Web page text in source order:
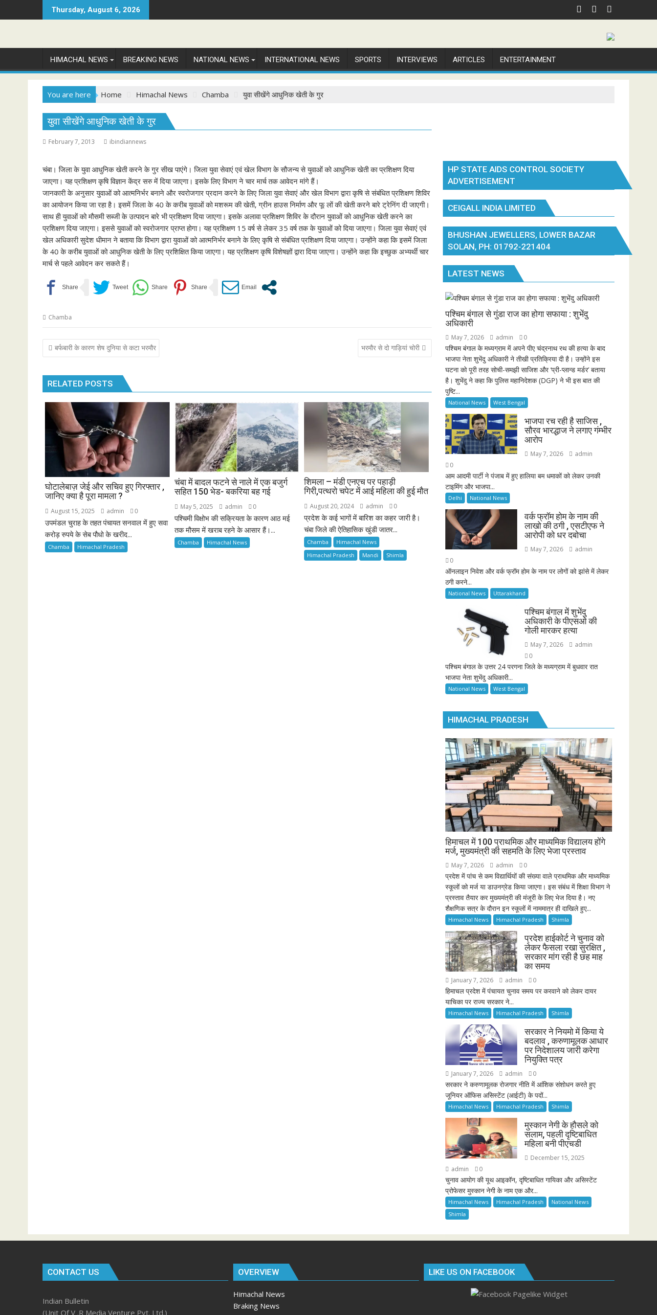
to
Thursday, August 6, 2026
HIMACHAL NEWS BREAKING NEWS NATIONAL NEWS INTERNATIONAL NEWS SPORTS INTERVIEWS ARTICLES ENTERTAINMENT
You are here Home Himachal News Chamba युवा सीखेंगे आधुनिक खेती के गुर
युवा सीखेंगे आधुनिक खेती के गुर
February 7, 2013 ibindiannews
चंबा। जिला के युवा आधुनिक खेती करने के गुर सीख पाएंगे। जिला युवा सेवाएं एवं खेल विभाग के सौजन्य से युवाओं को आधुनिक खेती का प्रशिक्षण दिया
जाएगा। यह प्रशिक्षण कृषि विज्ञान केंद्र सरु में दिया जाएगा। इसके लिए विभाग ने चार मार्च तक आवेदन मांगे हैं।
जानकारी के अनुसार युवाओं को आत्मनिर्भर बनाने और स्वरोजगार प्रदान करने के लिए जिला युवा सेवाएं और खेल विभाग द्वारा कृषि से संबंधित प्रशिक्षण शिविर
का आयोजन किया जा रहा है। इसमें जिला के 40 के करीब युवाओं को मशरूम की खेती, ग्रीन हाउस निर्माण और फू लों की खेती करने बारे ट्रेनिंग दी जाएगी।
साथ ही युवाओं को मौसमी सब्जी के उत्पादन बारे भी प्रशिक्षण दिया जाएगा। इसके अलावा प्रशिक्षण शिविर के दौरान युवाओं को आधुनिक खेती करने का
प्रशिक्षण दिया जाएगा। इससे युवाओं को स्वरोजगार प्राप्त होगा। यह प्रशिक्षण 15 वर्ष से लेकर 35 वर्ष तक के युवाओं को दिया जाएगा। जिला युवा सेवाएं एवं
खेल अधिकारी सुदेश धीमान ने बताया कि विभाग द्वारा युवाओं को आत्मनिर्भर बनाने के लिए कृषि से संबंधित प्रशिक्षण दिया जाएगा। उन्होंने कहा कि इसमें जिला
के 40 के करीब युवाओं को आधुनिक खेती के लिए प्रशिक्षित किया जाएगा। यह प्रशिक्षण कृषि विशेषज्ञों द्वारा दिया जाएगा। उन्होंने कहा कि इच्छुक अभ्यर्थी चार
मार्च से पहले आवेदन कर सकते हैं।
Chamba
Post
navigation
बर्फबारी के कारण शेष दुनिया से कटा भरमौर भरमौर से दो गाड़ियां चोरी
RELATED POSTS
घोटालेबाज़ जेई और सचिव हुए गिरफ्तार ,
जानिए क्या है पूरा मामला ?
August 15, 2025 admin 0
उपमंडल चुराह के तहत पंचायत सनवाल में हुए सवा
करोड़ रुपये के सेब पौधो के खरीद...
Chamba Himachal Pradesh
चंबा में बादल फटने से नाले में एक बजुर्ग
सहित 150 भेड- बकरिया बह गई
May 5, 2025 admin 0
पश्चिमी विक्षोभ की सक्रियता के कारण आठ मई
तक मौसम में खराब रहने के आसार हैं।...
Chamba Himachal News
शिमला – मंडी एनएच पर पहाड़ी
गिरी,पत्थरो चपेट में आई महिला की हुई मौत
August 20, 2024 admin 0
प्रदेश के कई भागों में बारिश का कहर जारी है।
चंबा जिले की ऐतिहासिक खुंडी जातर...
Chamba
Himachal News
Himachal Pradesh
Mandi Shimla
HP STATE AIDS CONTROL SOCIETY
ADVERTISEMENT
CEIGALL INDIA LIMITED
BHUSHAN JEWELLERS, LOWER BAZAR
SOLAN, PH: 01792-221404
LATEST NEWS
पश्चिम बंगाल से गुंडा राज का होगा सफाया : शुभेंदु
अधिकारी
May 7, 2026 admin 0
पश्चिम बंगाल के मध्यग्राम में अपने पीए चंद्रनाथ रथ की हत्या के बाद
भाजपा नेता शुभेंदु अधिकारी ने तीखी प्रतिक्रिया दी है। उन्होंने इस
घटना को पूरी तरह सोची-समझी साजिश और ‘प्री-प्लान्ड मर्डर’ बताया
है। शुभेंदु ने कहा कि पुलिस महानिदेशक (DGP) ने भी इस बात की
पुष्टि...
National News West Bengal
भाजपा रच रही है साजिस ,
सौरव भारद्धाज ने लगाए गंम्भीर
आरोप
May 7, 2026
admin
0
आम आदमी पार्टी ने पंजाब में हुए हालिया बम धमाकों को लेकर उनकी
टाइमिंग और भाजपा...
Delhi National News
वर्क फ्रॉम होम के नाम की
लाखो की ठगी , एसटीएफ ने
आरोपी को धर दबोचा
May 7, 2026
admin
0
ऑनलाइन निवेश और वर्क फ्रॉम होम के नाम पर लोगों को झांसे में लेकर
ठगी करने...
National News Uttarakhand
पश्चिम बंगाल में शुभेंदु
अधिकारी के पीएसओ की
गोली मारकर हत्या
May 7, 2026
admin
0
पश्चिम बंगाल के उत्तर 24 परगना जिले के मध्यग्राम में बुधवार रात
भाजपा नेता शुभेंदु अधिकारी...
National News West Bengal
HIMACHAL PRADESH
हिमाचल में 100 प्राथमिक और माध्यमिक विद्यालय होंगे
मर्ज, मुख्यमंत्री की सहमति के लिए भेजा प्रस्ताव
May 7, 2026 admin 0
प्रदेश में पांच से कम विद्यार्थियों की संख्या वाले प्राथमिक और माध्यमिक
स्कूलों को मर्ज या डाउनग्रेड किया जाएगा। इस संबंध में शिक्षा विभाग ने
प्रस्ताव तैयार कर मुख्यमंत्री की मंजूरी के लिए भेज दिया है। नए
शैक्षणिक सत्र के दौरान इन स्कूलों में नाममात्र ही दाखिले हुए...
Himachal News Himachal Pradesh Shimla
प्रदेश हाईकोर्ट ने चुनाव को
लेकर फैसला रखा सुरक्षित ,
सरकार मांग रही है छह माह
का समय
January 7, 2026 admin 0
हिमाचल प्रदेश में पंचायत चुनाव समय पर करवाने को लेकर दायर
याचिका पर राज्य सरकार ने...
Himachal News Himachal Pradesh Shimla
सरकार ने नियमो में किया ये
बदलाव , करुणामूलक आधार
पर निदेशालय जारी करेगा
नियुक्ति पत्र
January 7, 2026 admin 0
सरकार ने करुणामूलक रोजगार नीति में आंशिक संशोधन करते हुए
जूनियर ऑफिस असिस्टेंट (आईटी) के पदों...
Himachal News Himachal Pradesh Shimla
मुस्कान नेगी के हौसले को
सलाम, पहली दृष्टिबाधित
महिला बनी पीएचडी
December 15, 2025
admin
0
चुनाव आयोग की यूथ आइकॉन, दृष्टिबाधित गायिका और असिस्टेंट
प्रोफेसर मुस्कान नेगी के नाम एक और...
Himachal News Himachal Pradesh
National News
Shimla
CONTACT US
Indian Bulletin
(Unit Of V .R Media Venture Pvt. Ltd.)
OVERVIEW
Himachal News
Braking News
LIKE US ON FACEBOOK